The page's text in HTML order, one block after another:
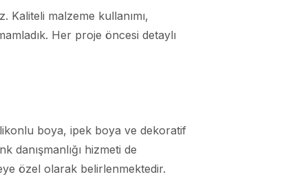
Kaliteli malzeme kullanımı,
Her proje öncesi detaylı
boya, ipek boya ve dekoratif
danışmanlığı hizmeti de
özel olarak belirlenmektedir.